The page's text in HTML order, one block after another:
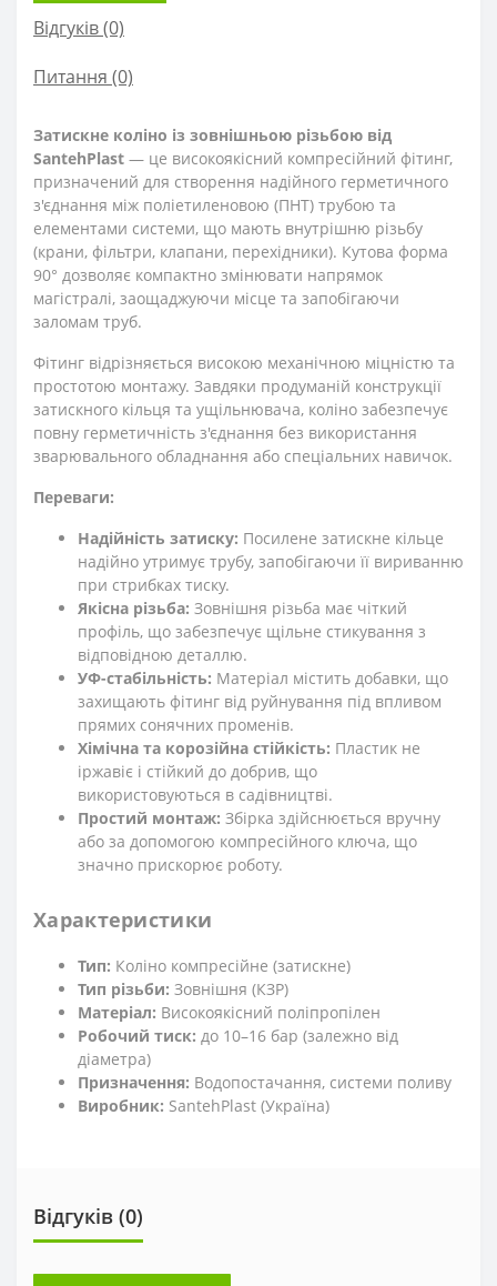
Відгуків (0)
Питання (0)
Затискне коліно із зовнішньою різьбою від
SantehPlast — це високоякісний компресійний фітинг,
призначений для створення надійного герметичного
з'єднання між поліетиленовою (ПНТ) трубою та
елементами системи, що мають внутрішню різьбу
(крани, фільтри, клапани, перехідники). Кутова форма
90° дозволяє компактно змінювати напрямок
магістралі, заощаджуючи місце та запобігаючи
заломам труб.
Фітинг відрізняється високою механічною міцністю та
простотою монтажу. Завдяки продуманій конструкції
затискного кільця та ущільнювача, коліно забезпечує
повну герметичність з'єднання без використання
зварювального обладнання або спеціальних навичок.
Переваги:
Надійність затиску: Посилене затискне кільце
надійно утримує трубу, запобігаючи її вириванню
при стрибках тиску.
Якісна різьба: Зовнішня різьба має чіткий
профіль, що забезпечує щільне стикування з
відповідною деталлю.
УФ-стабільність: Матеріал містить добавки, що
захищають фітинг від руйнування під впливом
прямих сонячних променів.
Хімічна та корозійна стійкість: Пластик не
іржавіє і стійкий до добрив, що
використовуються в садівництві.
Простий монтаж: Збірка здійснюється вручну
або за допомогою компресійного ключа, що
значно прискорює роботу.
Характеристики
Тип: Коліно компресійне (затискне)
Тип різьби: Зовнішня (КЗР)
Матеріал: Високоякісний поліпропілен
Робочий тиск: до 10–16 бар (залежно від
діаметра)
Призначення: Водопостачання, системи поливу
Виробник: SantehPlast (Україна)
Відгуків (0)